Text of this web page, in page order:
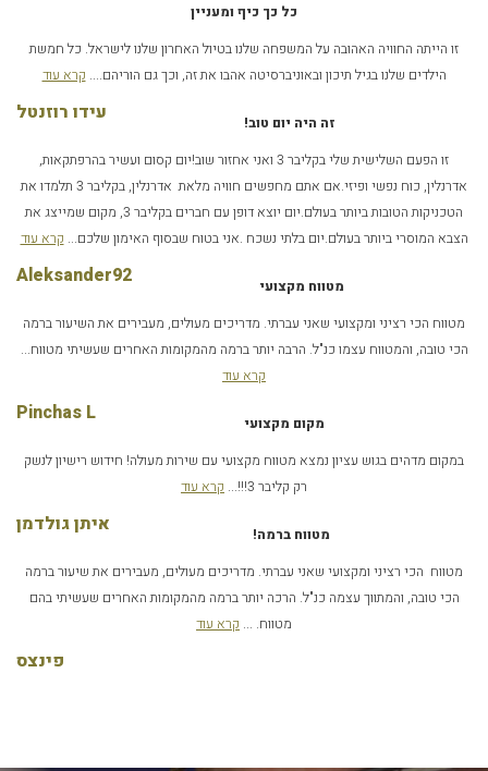
כל כך כיף ומעניין
זו הייתה החוויה האהובה על המשפחה שלנו בטיול האחרון שלנו לישראל. כל חמשת
הילדים שלנו בגיל תיכון ובאוניברסיטה אהבו את זה, וכך גם הוריהם.... קרא עוד
עידו רוזנטל
זה היה יום טוב!
זו הפעם השלישית שלי בקליבר 3 ואני אחזור שוב!יום קסום ועשיר בהרפתקאות,
אדרנלין, כוח נפשי ופיזי.אם אתם מחפשים חוויה מלאת אדרנלין, בקליבר 3 תלמדו את
הטכניקות הטובות ביותר בעולם.יום יוצא דופן עם חברים בקליבר 3, מקום שמייצג את
הצבא המוסרי ביותר בעולם.יום בלתי נשכח .אני בטוח שבסוף האימון שלכם... קרא עוד
Aleksander92
מטווח מקצועי
מטווח הכי רציני ומקצועי שאני עברתי. מדריכים מעולים, מעבירים את השיעור ברמה
הכי טובה, והמטווח עצמו כנ"ל. הרבה יותר ברמה מהמקומות האחרים שעשיתי מטווח...
קרא עוד
Pinchas L
מקום מקצועי
במקום מדהים בגוש עציון נמצא מטווח מקצועי עם שירות מעולה! חידוש רישיון לנשק
רק קליבר 3!!!...
קרא עוד
איתן גולדמן
מטווח ברמה!
מטווח הכי רציני ומקצועי שאני עברתי. מדריכים מעולים, מעבירים את שיעור ברמה
הכי טובה, והמתווך עצמה כנ"ל. הרכה יותר ברמה מהמקומות האחרים שעשיתי בהם
מטווח. ... קרא עוד
פינצס